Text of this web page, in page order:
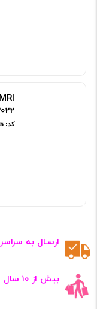
ارسـال به سراسر
بیش از ۱۰ سال سابقه فروش کتاب‌ های تخصصی پزشکی